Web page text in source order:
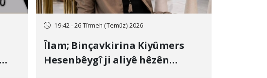
19:42 - 26 Tîrmeh (Temûz) 2026
Îlam; Binçavkirina Kiyûmers
Hesenbêygî ji aliyê hêzên